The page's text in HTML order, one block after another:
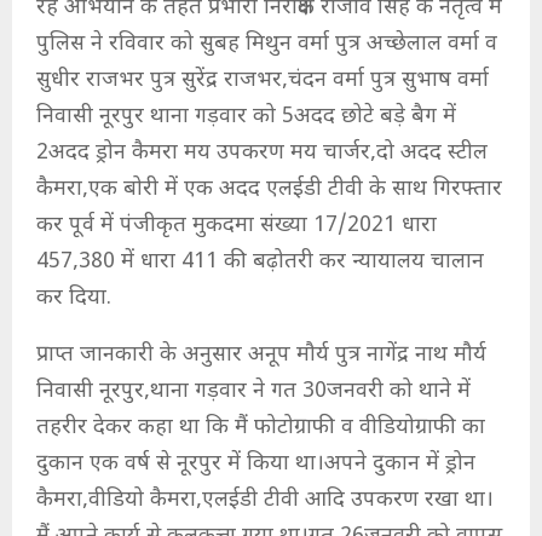
रहे अभियान के तहत प्रभारी निरीक्षक राजीव सिंह के नेतृत्व में
पुलिस ने रविवार को सुबह मिथुन वर्मा पुत्र अच्छेलाल वर्मा व
सुधीर राजभर पुत्र सुरेंद्र राजभर,चंदन वर्मा पुत्र सुभाष वर्मा
निवासी नूरपुर थाना गड़वार को 5अदद छोटे बड़े बैग में
2अदद ड्रोन कैमरा मय उपकरण मय चार्जर,दो अदद स्टील
कैमरा,एक बोरी में एक अदद एलईडी टीवी के साथ गिरफ्तार
कर पूर्व में पंजीकृत मुकदमा संख्या 17/2021 धारा
457,380 में धारा 411 की बढ़ोतरी कर न्यायालय चालान
कर दिया.
प्राप्त जानकारी के अनुसार अनूप मौर्य पुत्र नागेंद्र नाथ मौर्य
निवासी नूरपुर,थाना गड़वार ने गत 30जनवरी को थाने में
तहरीर देकर कहा था कि मैं फोटोग्राफी व वीडियोग्राफी का
दुकान एक वर्ष से नूरपुर में किया था।अपने दुकान में ड्रोन
कैमरा,वीडियो कैमरा,एलईडी टीवी आदि उपकरण रखा था।